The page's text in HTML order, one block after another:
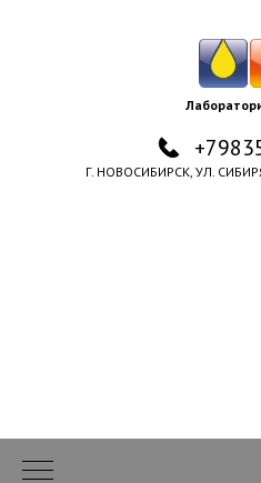
Г. НОВОСИБИРСК, УЛ.